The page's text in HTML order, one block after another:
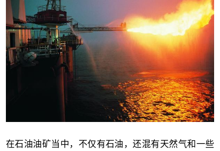
在石油油矿当中，不仅有石油，还混有天然气和一些